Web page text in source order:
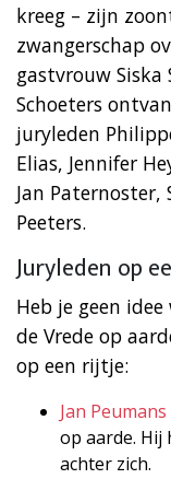
kreeg – zijn
zwangerschap
gastvrouw Siska
Schoeters
juryleden
Elias, Jennifer
Jan Paternoster,
Peeters.
Juryleden op
Heb je geen
de Vrede op
op een rijtje:
Jan Peumans
op aarde.
achter zich.